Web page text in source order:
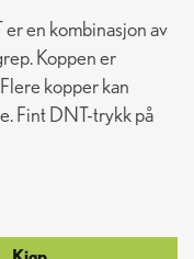
en kombinasjon av
Koppen er
kopper kan
Fint DNT-trykk på